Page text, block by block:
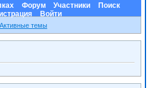
Форум Участники
Поиск
Войти
Активные темы